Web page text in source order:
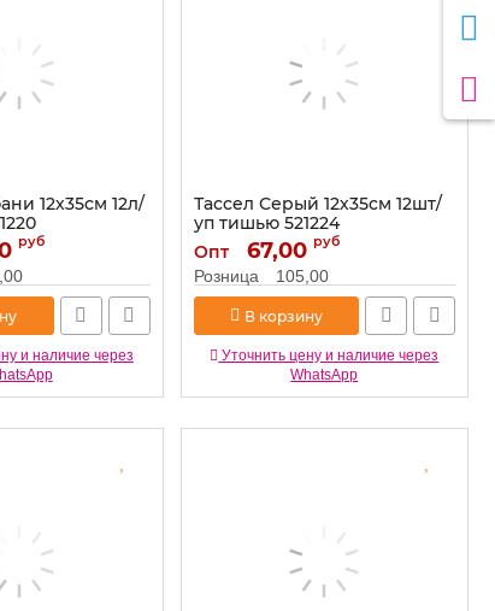
12х35см 12л/
руб
и наличие через
Тассел Серый 12х35см 12шт/
уп тишью 521224
Артикул: 521224
Опт 67,00 руб
Розница 105,00
В корзину
Уточнить цену и наличие через
WhatsApp